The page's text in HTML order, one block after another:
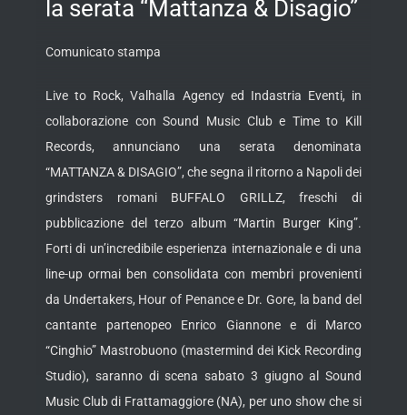
la serata “Mattanza & Disagio”
Comunicato stampa
Live to Rock, Valhalla Agency ed Indastria Eventi, in
collaborazione con Sound Music Club e Time to Kill
Records, annunciano una serata denominata
“MATTANZA & DISAGIO”, che segna il ritorno a Napoli dei
grindsters romani BUFFALO GRILLZ, freschi di
pubblicazione del terzo album “Martin Burger King”.
Forti di un’incredibile esperienza internazionale e di una
line-up ormai ben consolidata con membri provenienti
da Undertakers, Hour of Penance e Dr. Gore, la band del
cantante partenopeo Enrico Giannone e di Marco
“Cinghio” Mastrobuono (mastermind dei Kick Recording
Studio), saranno di scena sabato 3 giugno al Sound
Music Club di Frattamaggiore (NA), per uno show che si